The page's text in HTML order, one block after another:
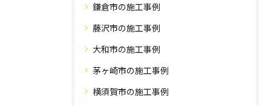
鎌倉市の施工事例
藤沢市の施工事例
大和市の施工事例
茅ヶ崎市の施工事例
横須賀市の施工事例